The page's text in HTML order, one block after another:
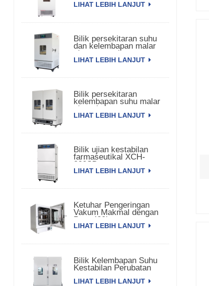
LIHAT LEBIH LANJUT
Bilik persekitaran suhu
dan kelembapan malar
pintu tunggal
LIHAT LEBIH LANJUT
Bilik persekitaran
kelembapan suhu malar
pintu dua
LIHAT LEBIH LANJUT
Bilik ujian kestabilan
farmaseutikal XCH-
320SD
LIHAT LEBIH LANJUT
Ketuhar Pengeringan
Vakum Makmal dengan
Pam 420L
LIHAT LEBIH LANJUT
Bilik Kelembapan Suhu
Kestabilan Perubatan
LIHAT LEBIH LANJUT